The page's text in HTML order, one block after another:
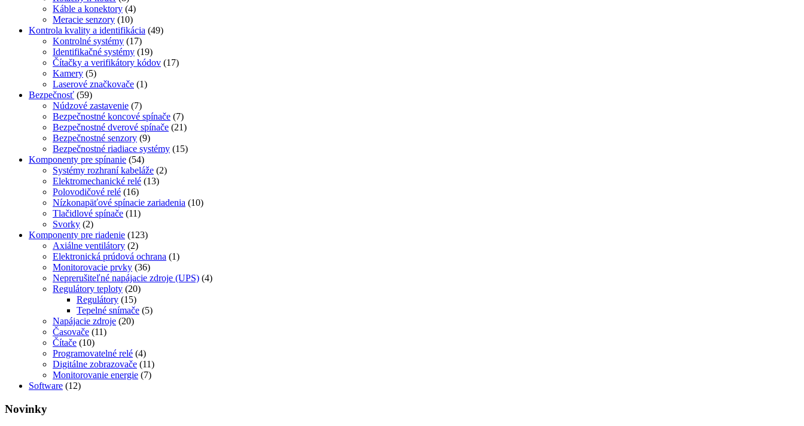
Káble a konektory (4)
Meracie senzory (10)
Kontrola kvality a identifikácia (49)
Kontrolné systémy (17)
Identifikačné systémy (19)
Čítačky a verifikátory kódov (17)
Kamery (5)
Laserové značkovače (1)
Bezpečnosť (59)
Núdzové zastavenie (7)
Bezpečnostné koncové spínače (7)
Bezpečnostné dverové spínače (21)
Bezpečnostné senzory (9)
Bezpečnostné riadiace systémy (15)
Komponenty pre spínanie (54)
Systémy rozhraní kabeláže (2)
Elektromechanické relé (13)
Polovodičové relé (16)
Nízkonapäťové spínacie zariadenia (10)
Tlačidlové spínače (11)
Svorky (2)
Komponenty pre riadenie (123)
Axiálne ventilátory (2)
Elektronická prúdová ochrana (1)
Monitorovacie prvky (36)
Neprerušiteľné napájacie zdroje (UPS) (4)
Regulátory teploty (20)
Regulátory (15)
Tepelné snímače (5)
Napájacie zdroje (20)
Časovače (11)
Čítače (10)
Programovatelné relé (4)
Digitálne zobrazovače (11)
Monitorovanie energie (7)
Software (12)
Novinky